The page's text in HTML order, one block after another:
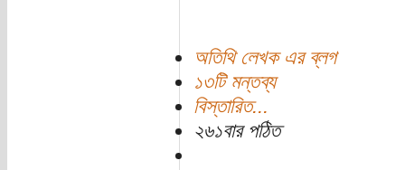
অতিথি লেখক এর ব্লগ
১৩টি মন্তব্য
বিস্তারিত...
২৬১বার পঠিত